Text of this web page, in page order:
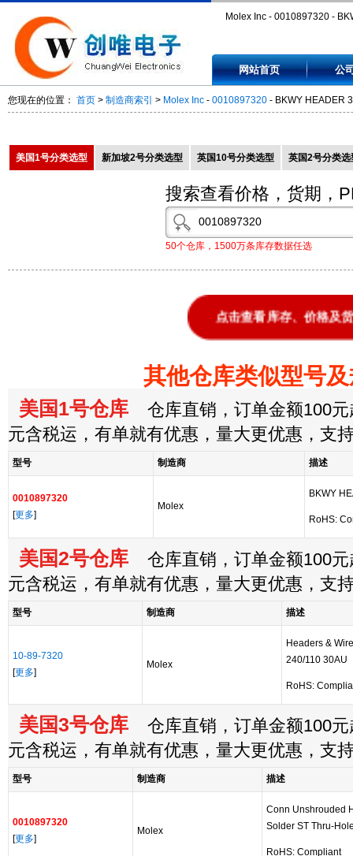
Molex Inc - 0010897320 -
0010897320
网站首页 公
您现在的位置： 首页 > 制造商索引 > Molex Inc - 0010897320 - BKWY HEADER
美国1号分类选型 新加坡2号分类选型 英国10号分类选型 英国2号分类选
搜索查看价格，货期，
50个仓库，1500万条库存数据任选
点击查看库存、价格及
其他仓库类似型号
美国1号仓库 仓库直销，订单金额100元
元含税运，有单就有优惠，量大更优惠，支
型号 制造商 描述
0010897320
[更多]
Molex
BKWY
RoHS:
美国2号仓库 仓库直销，订单金额100元
元含税运，有单就有优惠，量大更优惠，支
型号 制造商 描述
10-89-7320
[更多]
Molex
Headers &
240/110 30AU
RoHS:
美国3号仓库 仓库直销，订单金额100元
元含税运，有单就有优惠，量大更优惠，支
型号 制造商 描述
0010897320
[更多]
Molex
Conn Unshrouded
Solder ST Thru-
RoHS: Compliant